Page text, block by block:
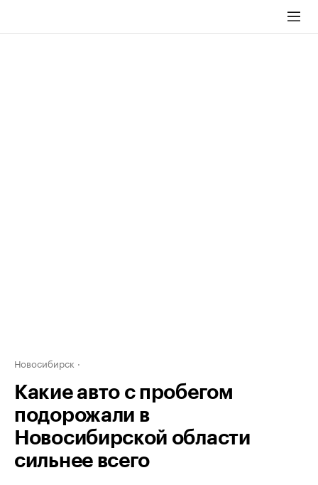
Новосибирск
Какие авто с пробегом
подорожали в
Новосибирской области
сильнее всего